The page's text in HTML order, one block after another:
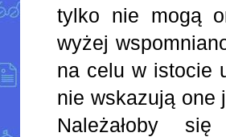
tylko nie mogą
wyżej
na celu w istocie
nie wskazują one
Należałoby